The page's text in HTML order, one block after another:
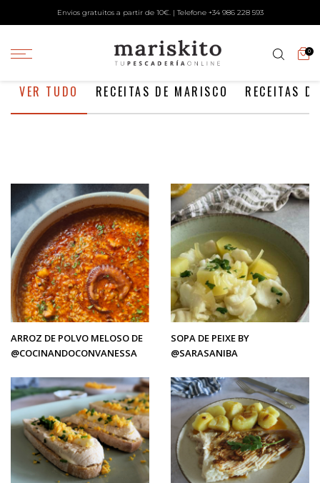
Envios gratuitos a partir de 10€. | Telefone +34 986 228 593
0
VER TUDO RECEITAS DE MARISCO RECEITAS
ARROZ DE POLVO MELOSO DE
@COCINANDOCONVANESSA
SOPA DE PEIXE BY
@SARASANIBA